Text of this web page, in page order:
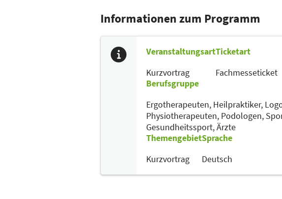
Informationen zum Programm
Veranstaltungsart
Kurzvortrag
Ticketart
Fachmesseticket
Berufsgruppe
Ergotherapeuten, Heilpraktiker,
Physiotherapeuten, Podologen,
Gesundheitssport,Ärzte
Themengebiet
Kurzvortrag
Sprache
Deutsch